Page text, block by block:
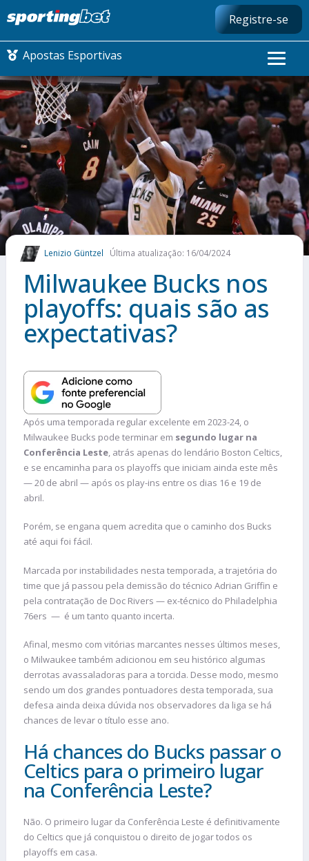
Registre-se
Apostas Esportivas
CONMEBOL LIBERTADORES
FUTEBOL NACIONAL
FUTEBOL INTERNACIONAL
COMO APOSTAR
MAIS ESPORTES
Lenizio Güntzel Última atualização: 16/04/2024
Milwaukee Bucks nos
playoffs: quais são as
expectativas?
Após uma temporada regular excelente em 2023-24, o
Milwaukee Bucks pode terminar em segundo lugar na
Conferência Leste, atrás apenas do lendário Boston Celtics,
e se encaminha para os playoffs que iniciam ainda este mês
— 20 de abril — após os play-ins entre os dias 16 e 19 de
abril.
Porém, se engana quem acredita que o caminho dos Bucks
até aqui foi fácil.
Marcada por instabilidades nesta temporada, a trajetória do
time que já passou pela demissão do técnico Adrian Griffin e
pela contratação de Doc Rivers — ex-técnico do Philadelphia
76ers — é um tanto quanto incerta.
Afinal, mesmo com vitórias marcantes nesses últimos meses,
o Milwaukee também adicionou em seu histórico algumas
derrotas avassaladoras para a torcida. Desse modo, mesmo
sendo um dos grandes pontuadores desta temporada, sua
defesa ainda deixa dúvida nos observadores da liga se há
chances de levar o título esse ano.
Há chances do Bucks passar o
Celtics para o primeiro lugar
na Conferência Leste?
Não. O primeiro lugar da Conferência Leste é definitivamente
do Celtics que já conquistou o direito de jogar todos os
playoffs em casa.